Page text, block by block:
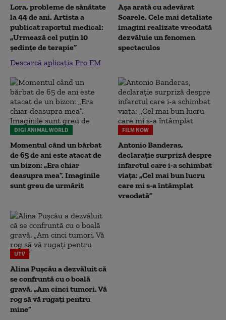
Lora, probleme de sănătate
la 44 de ani. Artista a
publicat raportul medical:
„Urmează cel puțin 10
ședințe de terapie”
Descarcă aplicația Pro FM
Așa arată cu adevărat
Soarele. Cele mai detaliate
imagini realizate vreodată
dezvăluie un fenomen
spectaculos
DIGI ANIMAL WORLD
Momentul când un bărbat
de 65 de ani este atacat de
un bizon: „Era chiar
deasupra mea”. Imaginile
sunt greu de urmărit
FILM NOW
Antonio Banderas,
declarație surpriză despre
infarctul care i-a schimbat
viața: „Cel mai bun lucru
care mi s-a întâmplat
vreodată”
UTV
Alina Pușcău a dezvăluit că
se confruntă cu o boală
gravă. „Am cinci tumori. Vă
rog să vă rugați pentru
mine”